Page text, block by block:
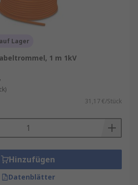
Lager
1 m 1kV
31,17 €/Stück
Hinzufügen
Datenblätter